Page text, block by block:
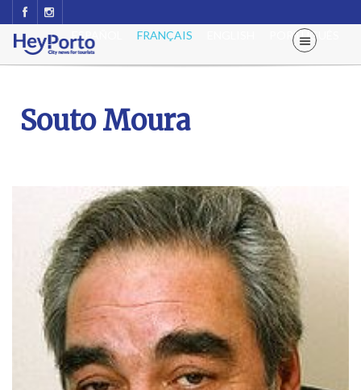
PORTUGUÊS
FRANÇAIS
ESPAÑOL
Souto Moura